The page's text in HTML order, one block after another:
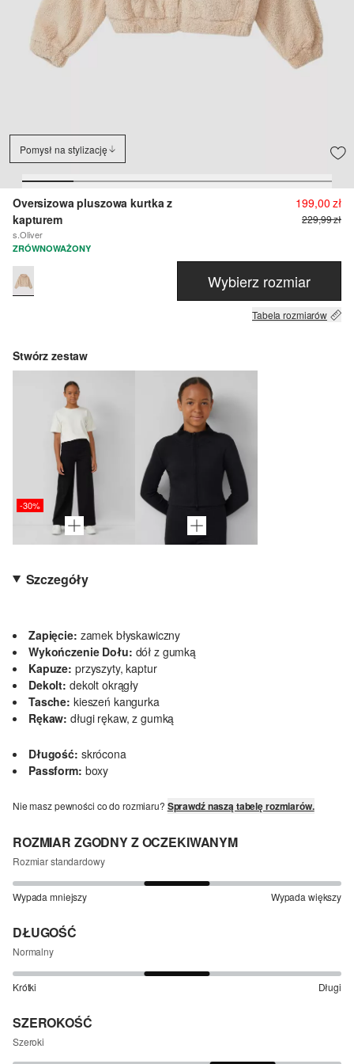
Pomysł na stylizację
Oversizowa pluszowa kurtka z
kapturem
s.Oliver
199,00 zł
229,99 zł
ZRÓWNOWAŻONY
Wybierz rozmiar
Tabela rozmiarów
Stwórz zestaw
-30%
Szczegóły
Zapięcie: zamek błyskawiczny
Wykończenie Dołu: dół z gumką
Kapuze: przyszyty, kaptur
Dekolt: dekolt okrągły
Tasche: kieszeń kangurka
Rękaw: długi rękaw, z gumką
Długość: skrócona
Passform: boxy
Nie masz pewności co do rozmiaru? Sprawdź naszą tabelę rozmiarów.
ROZMIAR ZGODNY Z OCZEKIWANYM
Rozmiar standardowy
Wypada mniejszy Wypada większy
DŁUGOŚĆ
Normalny
Krótki Długi
SZEROKOŚĆ
Szeroki